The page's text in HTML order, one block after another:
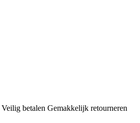
Veilig betalen Gemakkelijk retourneren